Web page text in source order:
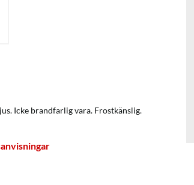
Icke brandfarlig vara. Frostkänslig.